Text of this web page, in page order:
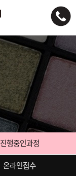
진행중인과정
온라인접수